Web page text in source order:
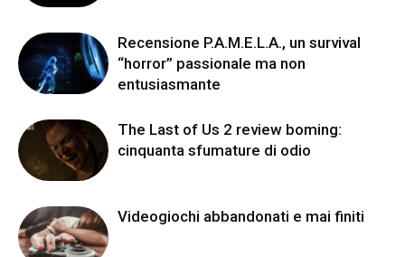
Recensione P.A.M.E.L.A., un survival
“horror” passionale ma non
entusiasmante
The Last of Us 2 review boming:
cinquanta sfumature di odio
Videogiochi abbandonati e mai finiti